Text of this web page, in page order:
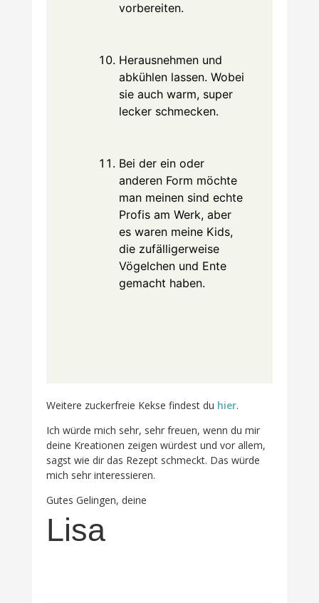
vorbereiten.
Herausnehmen und
abkühlen lassen. Wobei
sie auch warm, super
lecker schmecken.
Bei der ein oder
anderen Form möchte
man meinen sind echte
Profis am Werk, aber
es waren meine Kids,
die zufälligerweise
Vögelchen und Ente
gemacht haben.
Weitere zuckerfreie Kekse findest du hier.
Ich würde mich sehr, sehr freuen, wenn du mir
deine Kreationen zeigen würdest und vor allem,
sagst wie dir das Rezept schmeckt. Das würde
mich sehr interessieren.
Gutes Gelingen, deine
Lisa